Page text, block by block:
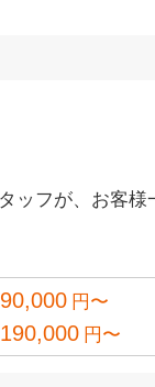
ッフが、お客様
90,000 円〜
190,000 円〜